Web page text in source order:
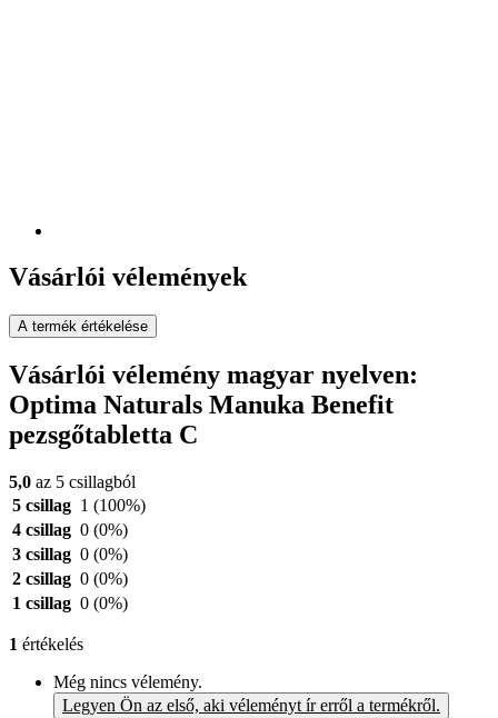
Vásárlói vélemények
A termék értékelése
Vásárlói vélemény magyar nyelven:
Optima Naturals Manuka Benefit
pezsgőtabletta C
5,0 az 5 csillagból
5 csillag 1 (100%)
4 csillag 0 (0%)
3 csillag 0 (0%)
2 csillag 0 (0%)
1 csillag 0 (0%)
1 értékelés
Még nincs vélemény.
Legyen Ön az első, aki véleményt ír erről a termékről.